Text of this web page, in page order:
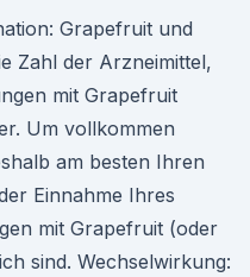
Grapefruit und
Zahl der Arzneimittel,
mit Grapefruit
Um vollkommen
am besten Ihren
Einnahme Ihres
mit Grapefruit (oder
sind. Wechselwirkung: